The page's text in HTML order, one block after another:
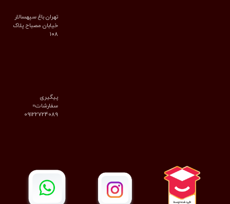
تهران باغ سپهسالار
خیابان مصباح پلاک
۱۰۸
پیگیری
سفارشات=
09122724089